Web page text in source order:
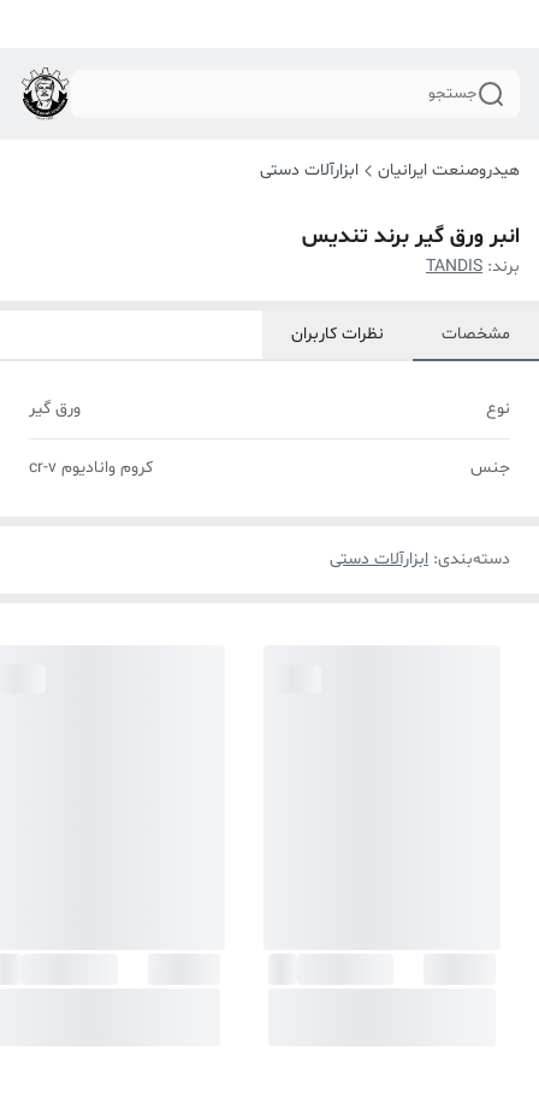
جستجو
هیدروصنعت ایرانیان ابزارآلات دستی
انبر ورق گیر برند تندیس
برند: TANDIS
مشخصات نظرات کاربران
نوع ورق گیر
جنس کروم وانادیوم cr-v
دسته‌بندی: ابزارآلات دستی